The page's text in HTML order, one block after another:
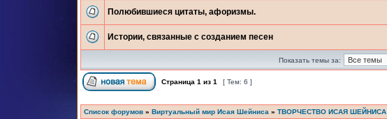
Полюбившиеся цитаты, афоризмы.
Истории, связанные с созданием песен
Показать темы за:
Страница 1 из 1 [ Тем: 6 ]
Список форумов » Виртуальный мир Исая Шейниса » ТВОРЧЕСТВО ИСАЯ ШЕЙНИСА